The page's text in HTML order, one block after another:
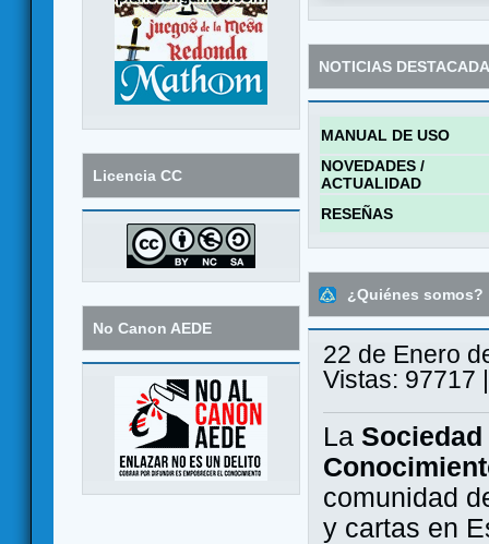
Licencia CC
No Canon AEDE
NOTICIAS
MANUAL DE USO
NOVEDADES /
ACTUALIDAD
RESEÑAS
¿Quiénes somos?
22 de Enero
Vistas: 97717
La
comunidad
y cartas en